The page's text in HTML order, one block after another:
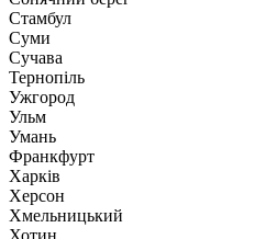
Стамбул
Суми
Сучава
Тернопіль
Ужгород
Ульм
Умань
Франкфурт
Харків
Херсон
Хмельницький